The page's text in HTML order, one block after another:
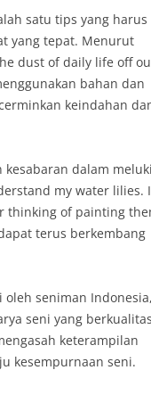
satu tips yang harus
yang tepat. Menurut
dust of daily life off
bahan dan
keindahan
dalam
my water lilies. I
thinking of painting
terus berkembang
seniman Indonesia,
seni yang berkualitas
keterampilan
kesempurnaan seni.